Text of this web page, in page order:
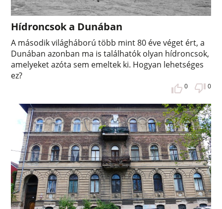
Hídroncsok a Dunában
A második világháború több mint 80 éve véget ért, a
Dunában azonban ma is találhatók olyan hídroncsok,
amelyeket azóta sem emeltek ki. Hogyan lehetséges
ez?
0 0